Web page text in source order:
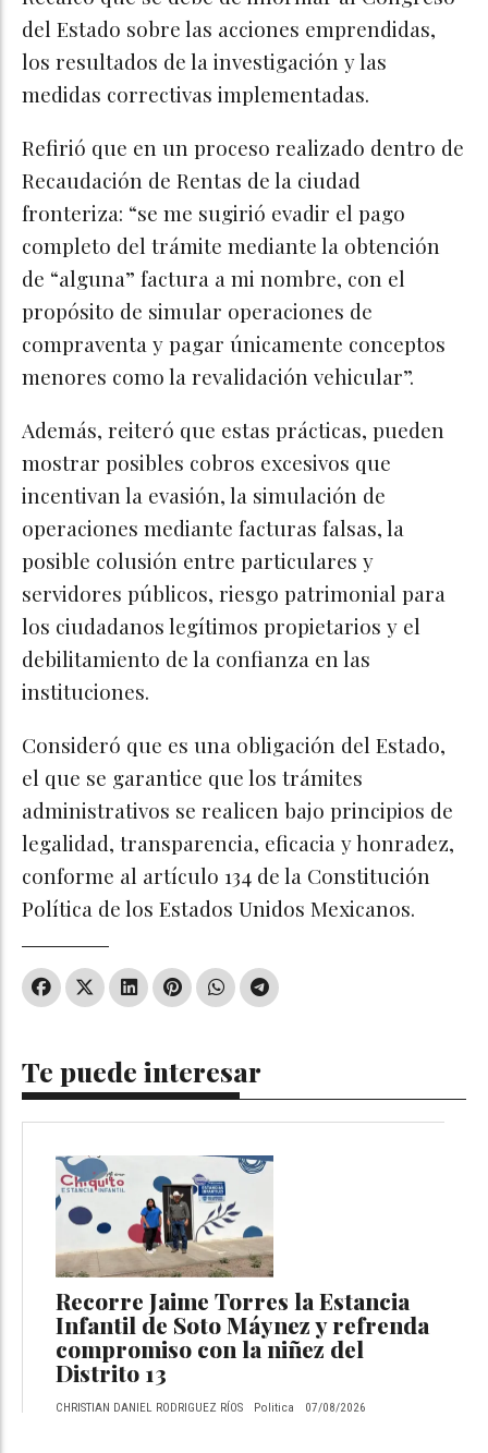
del Estado sobre las acciones emprendidas,
los resultados de la investigación y las
medidas correctivas implementadas.
Refirió que en un proceso realizado dentro de
Recaudación de Rentas de la ciudad
fronteriza: “se me sugirió evadir el pago
completo del trámite mediante la obtención
de “alguna” factura a mi nombre, con el
propósito de simular operaciones de
compraventa y pagar únicamente conceptos
menores como la revalidación vehicular”.
Además, reiteró que estas prácticas, pueden
mostrar posibles cobros excesivos que
incentivan la evasión, la simulación de
operaciones mediante facturas falsas, la
posible colusión entre particulares y
servidores públicos, riesgo patrimonial para
los ciudadanos legítimos propietarios y el
debilitamiento de la confianza en las
instituciones.
Consideró que es una obligación del Estado,
el que se garantice que los trámites
administrativos se realicen bajo principios de
legalidad, transparencia, eficacia y honradez,
conforme al artículo 134 de la Constitución
Política de los Estados Unidos Mexicanos.
Te puede interesar
Recorre Jaime Torres la Estancia
Infantil de Soto Máynez y refrenda
compromiso con la niñez del
Distrito 13
CHRISTIAN DANIEL RODRIGUEZ RÍOS Politica 07/08/2026